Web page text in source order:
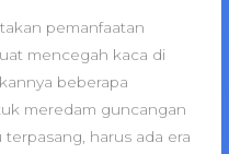
pemanfaatan
mencegah kaca di
beberapa
meredam guncangan
harus ada era